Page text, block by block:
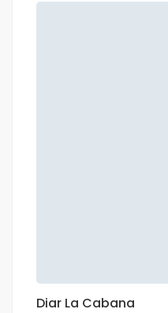
Diar La Cabana